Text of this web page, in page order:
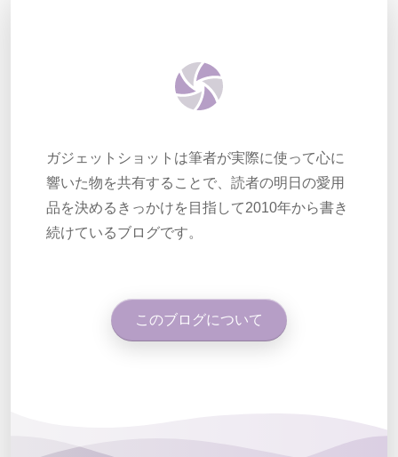
ガジェットショットは筆者が実際に使って心に
響いた物を共有することで、読者の明日の愛用
品を決めるきっかけを目指して2010年から書き
続けているブログです。
このブログについて